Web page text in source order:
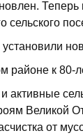
Теперь
сельского
активные
Великой
от